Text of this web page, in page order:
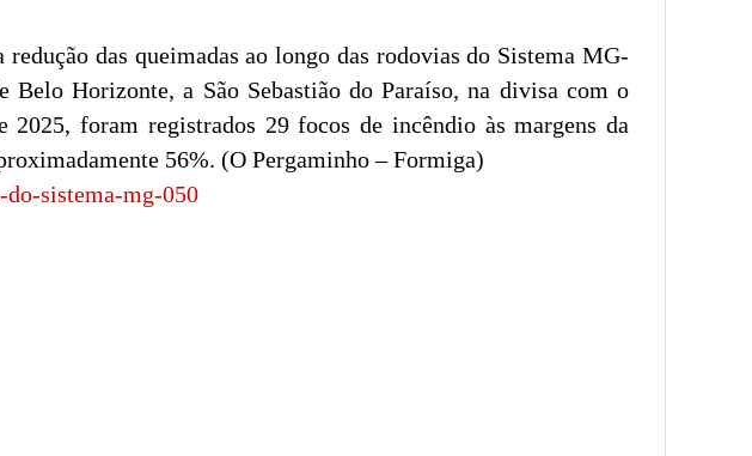
das queimadas ao longo das rodovias do Sistema MG-
Horizonte, a São Sebastião do Paraíso, na divisa com o
2025, foram registrados 29 focos de incêndio às margens da
56%. (O Pergaminho – Formiga)
sistema-mg-050